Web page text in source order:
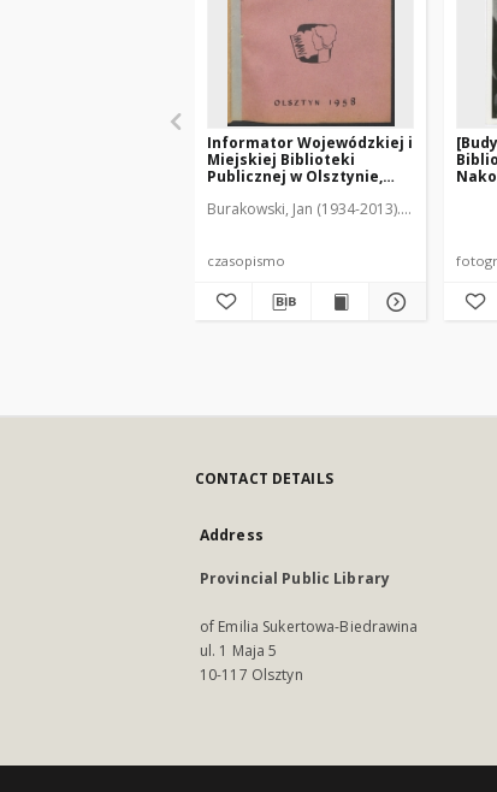
Informator Wojewódzkiej i
Miejskiej Biblioteki
Publicznej w Olsztynie,
Burakowski, Jan (1934-2013). Red.
czasopismo
CONTACT DETAILS
Address
Provincial Public Library
of Emilia Sukertowa-Biedrawina
ul. 1 Maja 5
10-117 Olsztyn